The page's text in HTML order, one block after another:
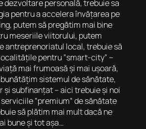
dezvoltare personală, trebuie sa
pentru a accelera învățarea pe
putem să pregătim mai bine
meseriile viitorului, putem
antreprenoriatul local, trebuie să
pentru ”smart-city” –
mai frumoasă și mai ușoară,
sistemul de sănătate,
și subfinanțat – aici trebuie și noi
”premium” de sănătate
să plătim mai mult dacă ne
bune și tot așa…